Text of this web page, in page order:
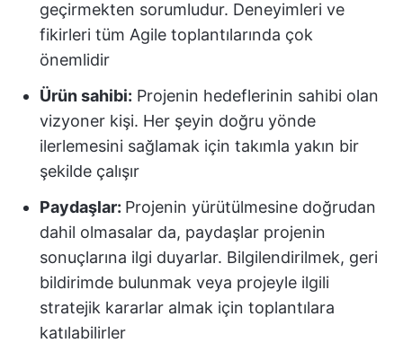
geçirmekten sorumludur. Deneyimleri ve
fikirleri tüm Agile toplantılarında çok
önemlidir
Ürün sahibi: Projenin hedeflerinin sahibi olan
vizyoner kişi. Her şeyin doğru yönde
ilerlemesini sağlamak için takımla yakın bir
şekilde çalışır
Paydaşlar: Projenin yürütülmesine doğrudan
dahil olmasalar da, paydaşlar projenin
sonuçlarına ilgi duyarlar. Bilgilendirilmek, geri
bildirimde bulunmak veya projeyle ilgili
stratejik kararlar almak için toplantılara
katılabilirler